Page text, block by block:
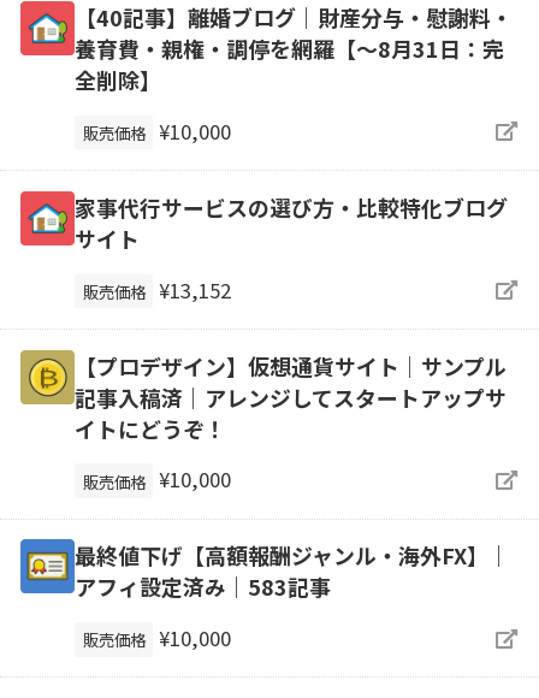
【40記事】離婚ブログ｜財産分与・慰謝料・
養育費・親権・調停を網羅【～8月31日：完
全削除】
販売価格 ¥10,000
家事代行サービスの選び方・比較特化ブログ
サイト
販売価格 ¥13,152
【プロデザイン】仮想通貨サイト｜サンプル
記事入稿済｜アレンジしてスタートアップサ
イトにどうぞ！
販売価格 ¥10,000
最終値下げ【高額報酬ジャンル・海外FX】｜
アフィ設定済み｜583記事
販売価格 ¥10,000